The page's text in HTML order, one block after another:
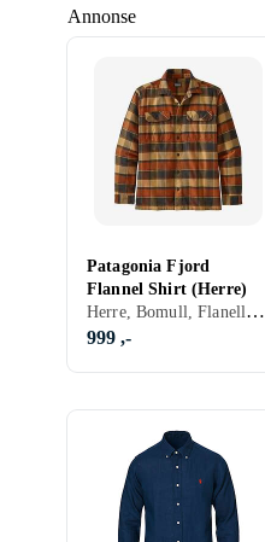
Annonse
Patagonia Fjord
Flannel Shirt (Herre)
Herre, Bomull, Flanell, Sort, Hvit, Grå, Brun, Blå, Rød, Gul, Oransje, Gull, Grønn, Beige, Lilla, Khaki, Rutete, Kamuflasje
999 ,-